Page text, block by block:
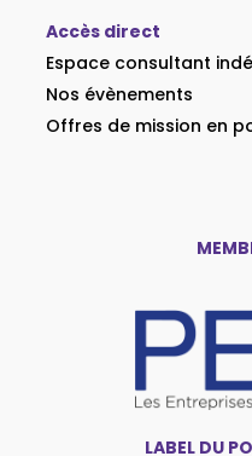
Accès direct
Espace consultant
Nos évènements
Offres de mission en
LABEL DU